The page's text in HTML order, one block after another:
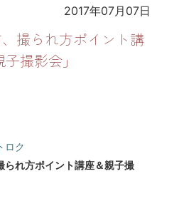
2017年07月07日
撮られ方ポイント講
撮影会」
ロク
られ方ポイント講座＆親子撮